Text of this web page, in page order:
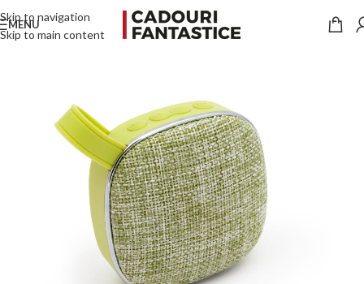
Skip to navigation
Skip to main content
MENU